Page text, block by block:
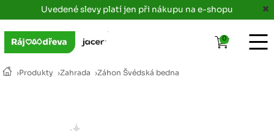
Uvedené slevy platí jen při nákupu na e-shopu
›Produkty ›Zahrada ›Záhon Švédská bedna
0